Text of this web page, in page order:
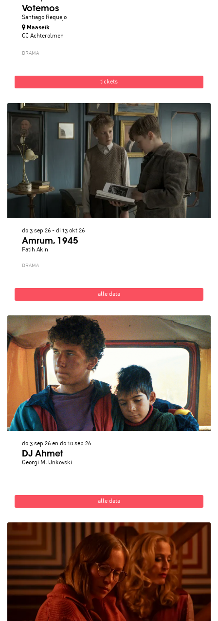
Votemos
Santiago Requejo
Maaseik
CC Achterolmen
DRAMA
tickets
Amrum, 1945
Fatih Akin
do 3 sep 26 - di 13 okt 26
DRAMA
alle data
DJ Ahmet
Georgi M. Unkovski
do 3 sep 26 en do 10 sep 26
alle data